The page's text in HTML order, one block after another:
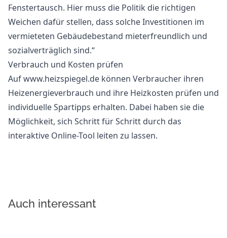
Fenstertausch. Hier muss die Politik die richtigen
Weichen dafür stellen, dass solche Investitionen im
vermieteten Gebäudebestand mieterfreundlich und
sozialverträglich sind.“
Verbrauch und Kosten prüfen
Auf www.heizspiegel.de können Verbraucher ihren
Heizenergieverbrauch und ihre Heizkosten prüfen und
individuelle Spartipps erhalten. Dabei haben sie die
Möglichkeit, sich Schritt für Schritt durch das
interaktive Online-Tool leiten zu lassen.
Auch interessant